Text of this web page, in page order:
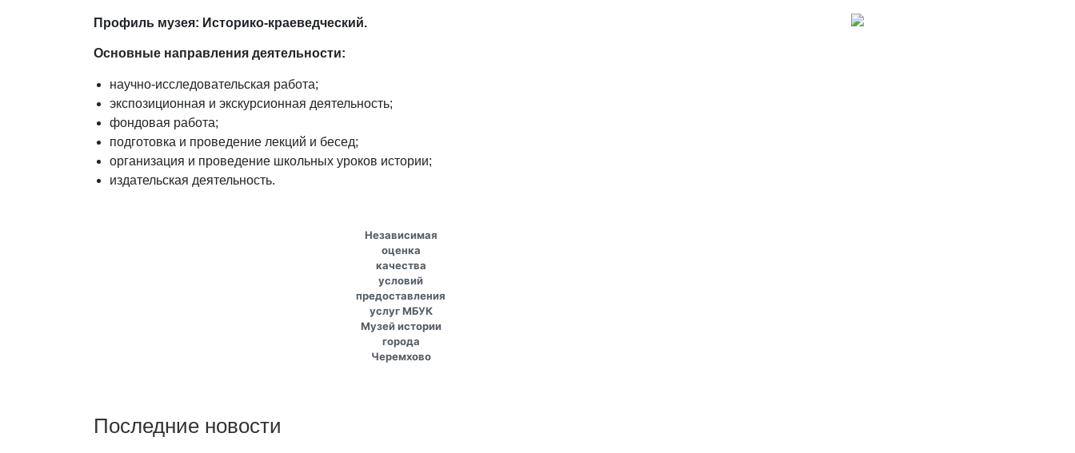
Профиль музея: Историко-краеведческий.
Основные направления деятельности:
научно-исследовательская работа;
экспозиционная и экскурсионная деятельность;
фондовая работа;
подготовка и проведение лекций и бесед;
организация и проведение школьных уроков истории;
издательская деятельность.
Независимая
оценка
качества
условий
предоставления
услуг МБУК
Музей истории
города
Черемхово
Последние новости